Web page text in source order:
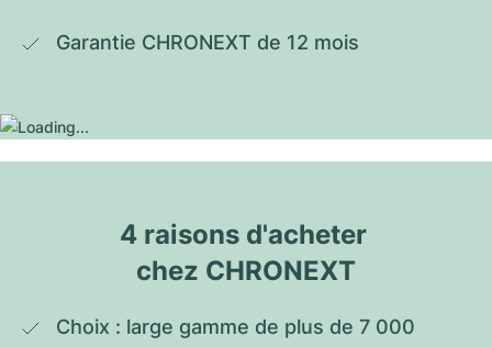
Garantie CHRONEXT de 12 mois
4 raisons d'acheter
chez CHRONEXT
Choix : large gamme de plus de 7 000